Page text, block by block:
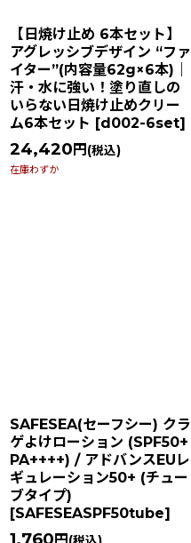
【日焼け止め 6本セット】
アグレッシブデザイン “ファ
イター”(内容量62g×6本)｜
汗・水に強い！塗り直しの
いらない日焼け止めクリー
ム6本セット [d002-6set]
24,420 円 (税込)
在庫わずか
SAFESEA(セーフシー) クラ
ゲよけローション (SPF50+
PA++++) / アドバンスEUレ
ギュレーション50+ (チュー
ブタイプ)
[SAFESEASPF50tube]